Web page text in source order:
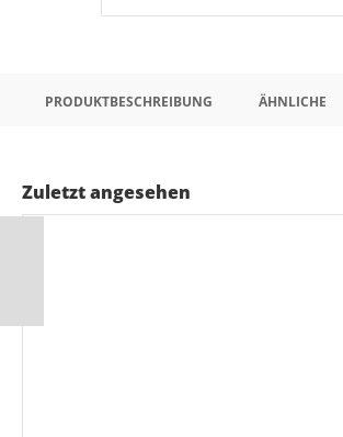
PRODUKTBESCHREIBUNG ÄHNLICHE
Zuletzt angesehen